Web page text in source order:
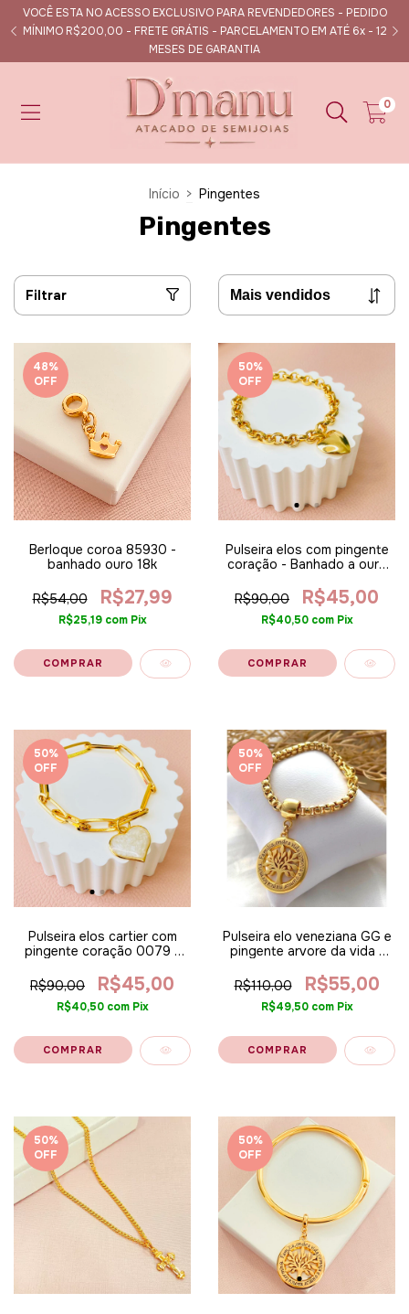
VOCÊ ESTA NO ACESSO EXCLUSIVO PARA REVENDEDORES - PEDIDO
MÍNIMO R$200,00 - FRETE GRÁTIS - PARCELAMENTO EM ATÉ 6x - 12
MESES DE GARANTIA
0
Início > Pingentes
Pingentes
Filtrar
48%
OFF
Berloque coroa 85930 -
banhado ouro 18k
R$54,00 R$27,99
R$25,19 com Pix
50%
OFF
Pulseira elos com pingente
coração - Banhado a ouro
R$90,00
R$45,00
R$40,50 com Pix
50%
OFF
Pulseira elos cartier com
pingente coração 0079 -
R$90,00
R$45,00
R$40,50 com Pix
50%
OFF
Pulseira elo veneziana GG e
pingente arvore da vida -
R$110,00
R$55,00
R$49,50 com Pix
50%
OFF
50%
OFF